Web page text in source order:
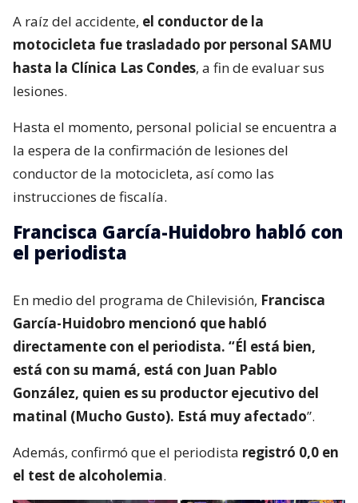
A raíz del accidente, el conductor de la
motocicleta fue trasladado por personal SAMU
hasta la Clínica Las Condes, a fin de evaluar sus
lesiones.
Hasta el momento, personal policial se encuentra a
la espera de la confirmación de lesiones del
conductor de la motocicleta, así como las
instrucciones de fiscalía.
Francisca García-Huidobro habló con
el periodista
En medio del programa de Chilevisión, Francisca
García-Huidobro mencionó que habló
directamente con el periodista. “Él está bien,
está con su mamá, está con Juan Pablo
González, quien es su productor ejecutivo del
matinal (Mucho Gusto). Está muy afectado”.
Además, confirmó que el periodista registró 0,0 en
el test de alcoholemia.